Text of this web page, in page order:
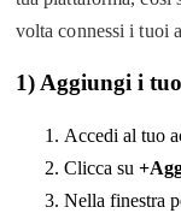
volta connessi i tuoi
1) Aggiungi i
Accedi al tuo
Clicca su
Nella finestra